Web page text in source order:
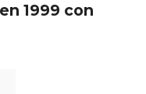
1999 con